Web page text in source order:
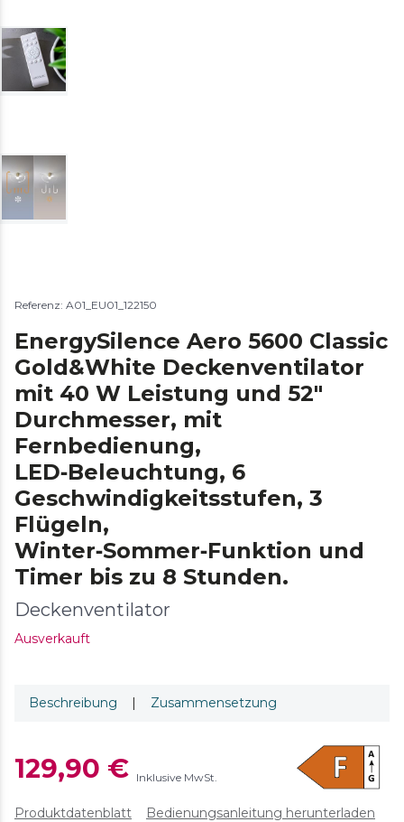
Referenz: A01_EU01_122150
EnergySilence Aero 5600 Classic
Gold&White Deckenventilator
mit 40 W Leistung und 52″
Durchmesser, mit
Fernbedienung,
LED‑Beleuchtung, 6
Geschwindigkeitsstufen, 3
Flügeln,
Winter‑Sommer‑Funktion und
Timer bis zu 8 Stunden.
Deckenventilator
Ausverkauft
Beschreibung | Zusammensetzung
129,90 € Inklusive MwSt.
Produktdatenblatt Bedienungsanleitung herunterladen